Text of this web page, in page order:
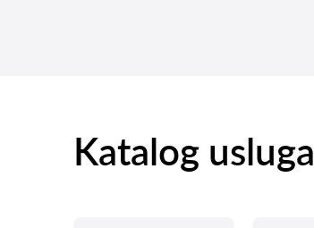
Katalog usluga